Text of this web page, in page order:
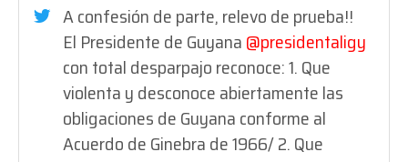
A confesión de parte, relevo de prueba!!
El Presidente de Guyana@presidentaligy
con total desparpajo reconoce: 1. Que
violenta y desconoce abiertamente las
obligaciones de Guyana conforme al
Acuerdo de Ginebra de 1966/ 2. Que